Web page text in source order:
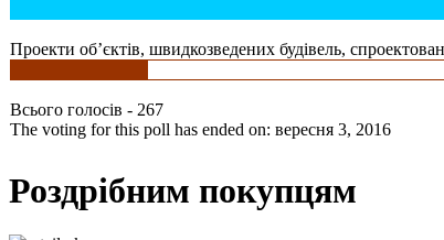
Проекти об’єктів, швидкозведених будівель,
Всього голосів - 267
The voting for this poll has ended on: вересня 3, 2016
Роздрібним покупцям